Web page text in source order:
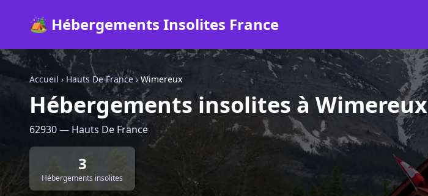
🏕️ Hébergements Insolites France
Accueil › Hauts De France› Wimereux
Hébergements insolites à Wimereux
62930 — Hauts De France
3
Hébergements insolites